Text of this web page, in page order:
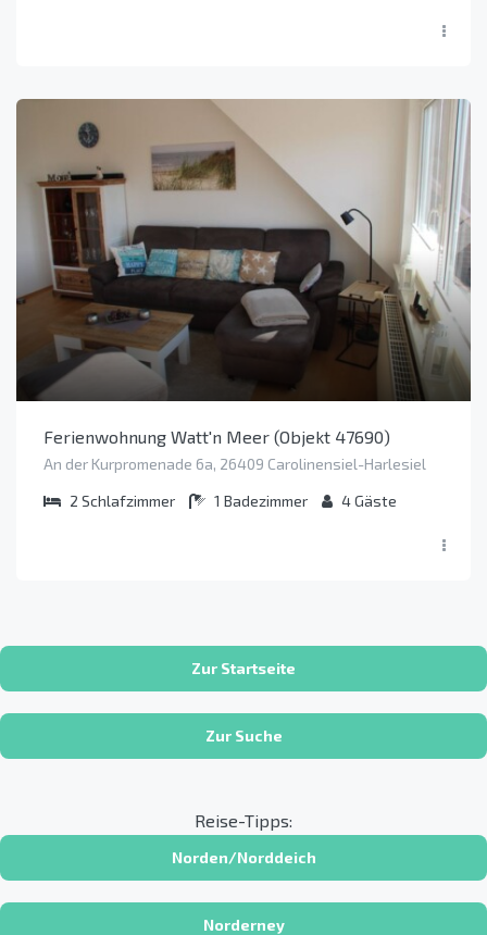
Ferienwohnung Watt'n Meer (Objekt 47690)
An der Kurpromenade 6a, 26409 Carolinensiel-Harlesiel
2 Schlafzimmer 1 Badezimmer 4Gäste
Zur Startseite
Zur Suche
Reise-Tipps:
Norden/Norddeich
Norderney